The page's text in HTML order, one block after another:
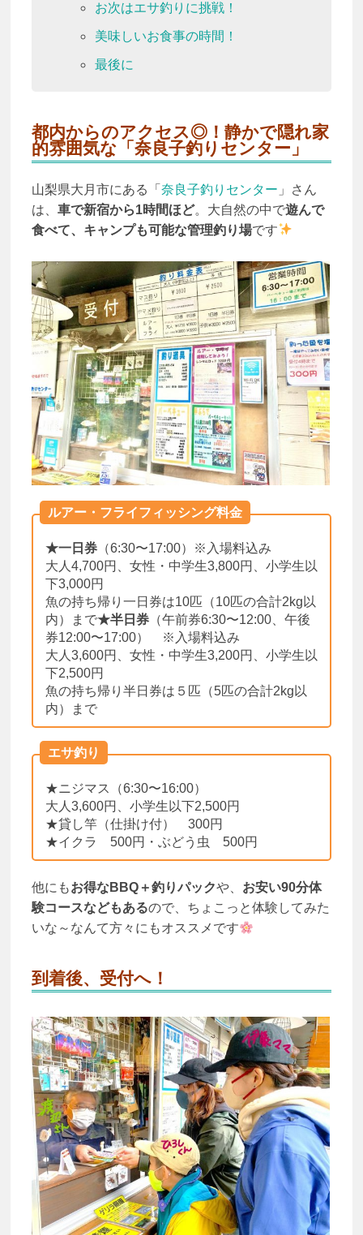
お次はエサ釣りに挑戦！
美味しいお食事の時間！
最後に
都内からのアクセス◎！ 静かで隠れ家
的雰囲気な「 奈良子釣りセンター」
山梨県大月市にある「 奈良子釣りセンター 」さん
は、 車で新宿から1時間ほど。大自然の中で遊んで
食べて、キャンプも可能な管理釣り場です
ルアー・フライフィッシング料金
★一日券（6:30〜17:00）※入場料込み
大人4,700円、女性・中学生3,800円、小学生以
下3,000円
魚の持ち帰り一日券は10匹（10匹の合計2kg以
内）まで★半日券（午前券6:30〜12:00、午後
券12:00〜17:00） ※入場料込み
大人3,600円、女性・中学生3,200円、小学生以
下2,500円
魚の持ち帰り半日券は５匹（5匹の合計2kg以
内）まで
エサ釣り
★ニジマス（6:30〜16:00）
大人3,600円、小学生以下2,500円
★貸し竿（仕掛け付） 300円
★イクラ 500円・ぶどう虫 500円
他にもお得なBBQ＋釣りパックや、 お安い90分体
験コースなどもあるので、ちょこっと体験してみた
いな～なんて方々にもオススメです
到着後、受付へ！